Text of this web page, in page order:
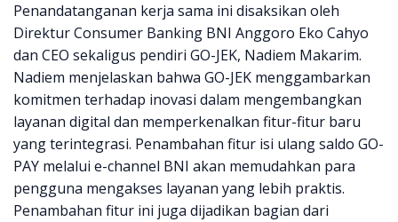
Penandatanganan kerja sama ini disaksikan oleh
Direktur Consumer Banking BNI Anggoro Eko Cahyo
dan CEO sekaligus pendiri GO-JEK, Nadiem Makarim.
Nadiem menjelaskan bahwa GO-JEK menggambarkan
komitmen terhadap inovasi dalam mengembangkan
layanan digital dan memperkenalkan fitur-fitur baru
yang terintegrasi. Penambahan fitur isi ulang saldo GO-
PAY melalui e-channel BNI akan memudahkan para
pengguna mengakses layanan yang lebih praktis.
Penambahan fitur ini juga dijadikan bagian dari